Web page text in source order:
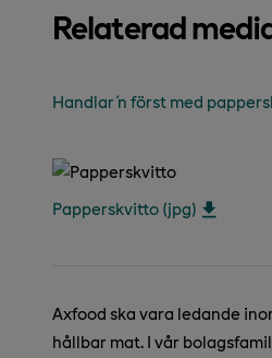
Relaterad
Handlar´n först med
Papperskvitto (jpg)
Axfood ska vara ledande
hållbar mat. I vår